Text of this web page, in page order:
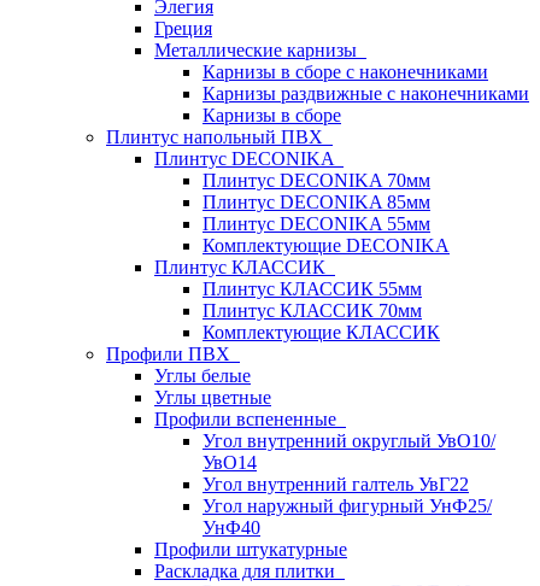
Элегия
Греция
Металлические карнизы
Карнизы в сборе с наконечниками
Карнизы раздвижные с наконечниками
Карнизы в сборе
Плинтус напольный ПВХ
Плинтус DECONIKA
Плинтус DECONIKA 70мм
Плинтус DECONIKA 85мм
Плинтус DECONIKA 55мм
Комплектующие DECONIKA
Плинтус КЛАССИК
Плинтус КЛАССИК 55мм
Плинтус КЛАССИК 70мм
Комплектующие КЛАССИК
Профили ПВХ
Углы белые
Углы цветные
Профили вспененные
Угол внутренний округлый УвО10/
УвО14
Угол внутренний галтель УвГ22
Угол наружный фигурный УнФ25/
УнФ40
Профили штукатурные
Раскладка для плитки